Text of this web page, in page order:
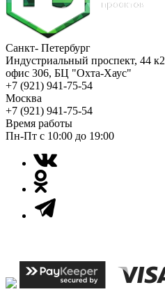
Санкт- Петербург
Индустриальный проспект, 44 к2
офис 306, БЦ "Охта-Хаус"
+7 (921) 941-75-54
Москва
+7 (921) 941-75-54
Время работы
Пн-Пт с 10:00 до 19:00